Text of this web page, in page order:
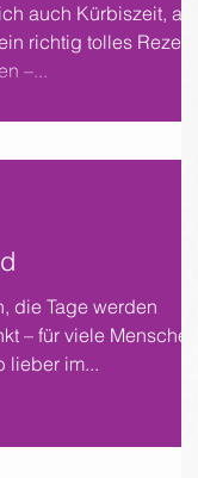
auch Kürbiszeit, aus
richtig tolles Rezept.
–...
die Tage werden
– für viele Menschen
lieber im...